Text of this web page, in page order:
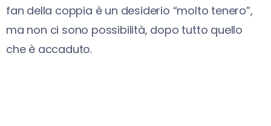
fan della coppia è un desiderio “molto tenero”,
ma non ci sono possibilità, dopo tutto quello
che è accaduto.